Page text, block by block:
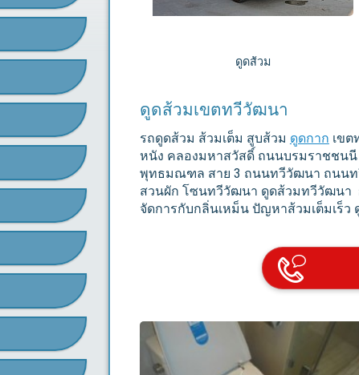
ดูดส้วม
ดูดส้วมเขตทวีวัฒนา
รถดูดส้วม ส้วมเต็ม สูบส้วม ดูดกาก เข
หนัง คลองมหาสวัสดิ์ ถนนบรมราชชน
พุทธมณฑล สาย 3 ถนนทวีวัฒนา ถนน
สวนผัก โซนทวีวัฒนา ดูดส้วมทวีวัฒนา
จัดการกับกลิ่นเหม็น ปัญหาส้วมเต็มเร็ว